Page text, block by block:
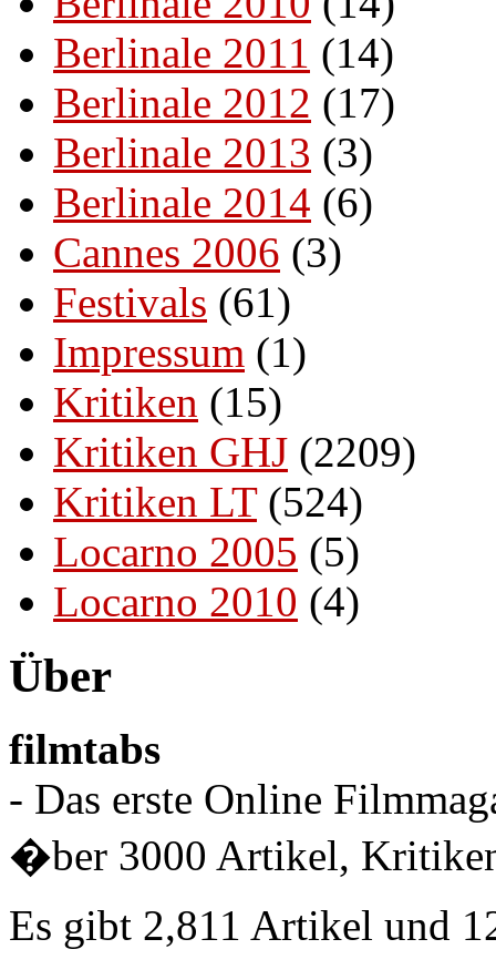
Berlinale 2011 (14)
Berlinale 2012 (17)
Berlinale 2013 (3)
Berlinale 2014 (6)
Cannes 2006 (3)
Festivals (61)
Impressum (1)
Kritiken (15)
Kritiken GHJ (2209)
Kritiken LT(524)
Locarno 2005 (5)
Locarno 2010 (4)
Über
filmtabs
- Das erste Online
�ber 3000 Artikel,
Es gibt 2,811 Artikel und